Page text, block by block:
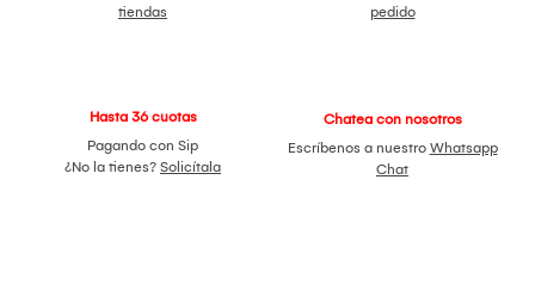
tiendas
pedido
Hasta 36 cuotas
Pagando con Sip
¿No la tienes? Solicítala
Chatea con nosotros
Escríbenos a nuestro Whatsapp
Chat